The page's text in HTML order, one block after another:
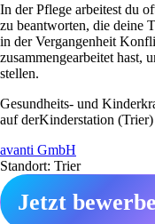
In der Pflege arbeitest du
zu beantworten, die deine
in der Vergangenheit
zusammengearbeitet hast,
stellen.
Gesundheits- und
auf derKinderstation (Trier)
avanti GmbH
Standort: Trier
Jetzt